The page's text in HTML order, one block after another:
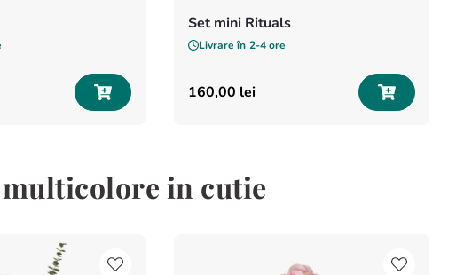
Set mini Rituals
Livrare în 2-4 ore
160,00 lei
in cutie